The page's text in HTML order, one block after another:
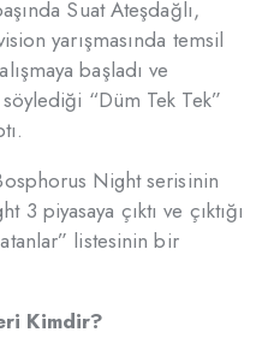
Suat Ateşdağlı,
yarışmasında temsil
başladı ve
“Düm Tek Tek”
Night serisinin
piyasaya çıktı ve çıktığı
listesinin bir
Kimdir?